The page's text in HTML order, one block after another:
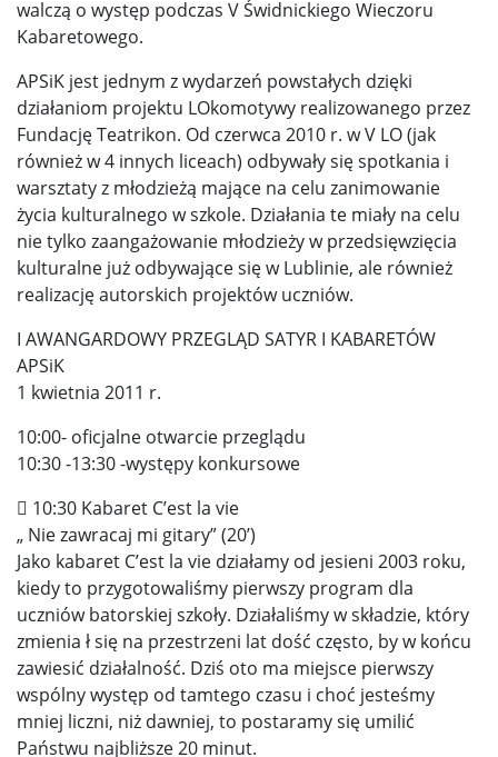
walczą o występ podczas V Świdnickiego Wieczoru
Kabaretowego.
APSiK jest jednym z wydarzeń powstałych dzięki
działaniom projektu LOkomotywy realizowanego przez
Fundację Teatrikon. Od czerwca 2010 r. w V LO (jak
również w 4 innych liceach) odbywały się spotkania i
warsztaty z młodzieżą mające na celu zanimowanie
życia kulturalnego w szkole. Działania te miały na celu
nie tylko zaangażowanie młodzieży w przedsięwzięcia
kulturalne już odbywające się w Lublinie, ale również
realizację autorskich projektów uczniów.
I AWANGARDOWY PRZEGLĄD SATYR I KABARETÓW
APSiK
1 kwietnia 2011 r.
10:00- oficjalne otwarcie przeglądu
10:30 -13:30 -występy konkursowe
 10:30 Kabaret C’est la vie
„ Nie zawracaj mi gitary” (20’)
Jako kabaret C’est la vie działamy od jesieni 2003 roku,
kiedy to przygotowaliśmy pierwszy program dla
uczniów batorskiej szkoły. Działaliśmy w składzie, który
zmienia ł się na przestrzeni lat dość często, by w końcu
zawiesić działalność. Dziś oto ma miejsce pierwszy
wspólny występ od tamtego czasu i choć jesteśmy
mniej liczni, niż dawniej, to postaramy się umilić
Państwu najbliższe 20 minut.